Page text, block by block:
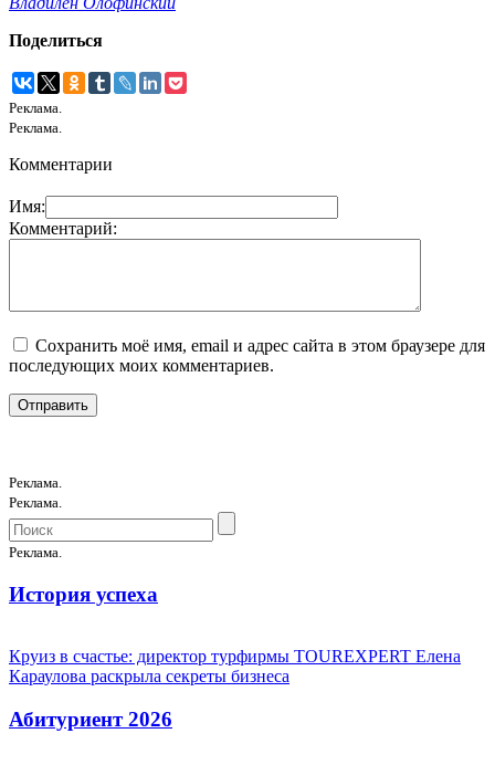
Поделиться
Реклама.
Реклама.
Комментарии
Имя:
Комментарий:
Сохранить моё имя, email и адрес сайта в этом браузере для
последующих моих комментариев.
Реклама.
Реклама.
Реклама.
История успеха
Круиз в счастье: директор турфирмы TOUREXPERT Елена
Караулова раскрыла секреты бизнеса
Абитуриент 2026